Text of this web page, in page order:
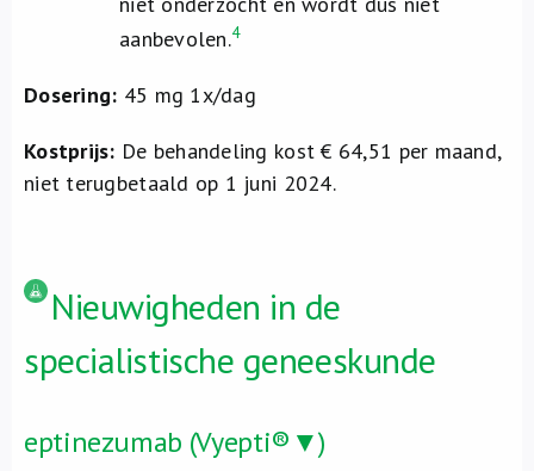
aanbevolen.4
Dosering: 45 mg 1x/dag
Kostprijs: De behandeling kost € 64,51 per maand,
niet terugbetaald op 1 juni 2024.
Nieuwigheden in de
specialistische geneeskunde
eptinezumab (Vyepti®▼)